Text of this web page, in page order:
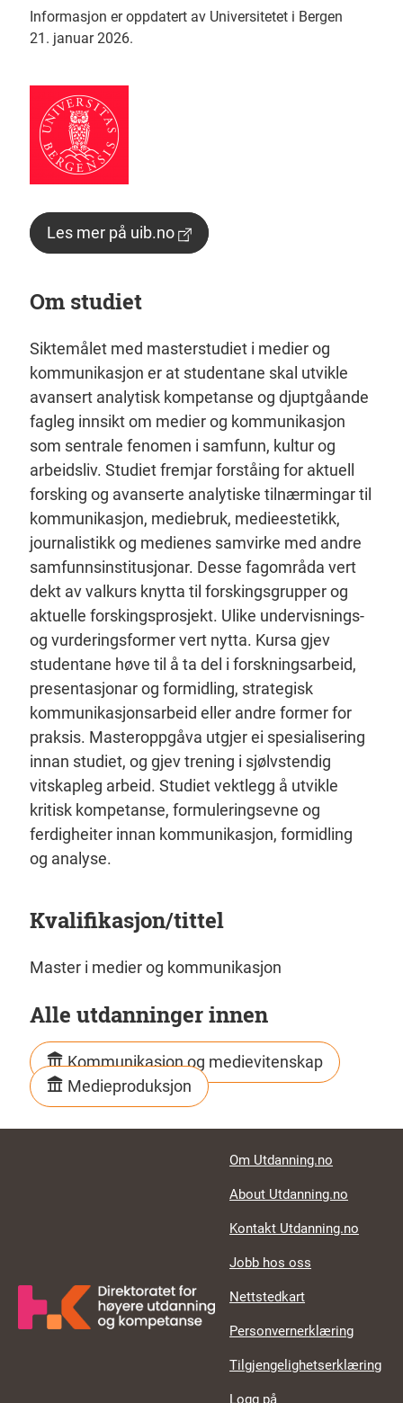
Informasjon er oppdatert av Universitetet i Bergen
21. januar 2026.
Les mer på uib.no
Om studiet
Siktemålet med masterstudiet i medier og
kommunikasjon er at studentane skal utvikle
avansert analytisk kompetanse og djuptgåande
fagleg innsikt om medier og kommunikasjon
som sentrale fenomen i samfunn, kultur og
arbeidsliv. Studiet fremjar forståing for aktuell
forsking og avanserte analytiske tilnærmingar til
kommunikasjon, mediebruk, medieestetikk,
journalistikk og medienes samvirke med andre
samfunnsinstitusjonar. Desse fagområda vert
dekt av valkurs knytta til forskingsgrupper og
aktuelle forskingsprosjekt. Ulike undervisnings-
og vurderingsformer vert nytta. Kursa gjev
studentane høve til å ta del i forskningsarbeid,
presentasjonar og formidling, strategisk
kommunikasjonsarbeid eller andre former for
praksis. Masteroppgåva utgjer ei spesialisering
innan studiet, og gjev trening i sjølvstendig
vitskapleg arbeid. Studiet vektlegg å utvikle
kritisk kompetanse, formuleringsevne og
ferdigheiter innan kommunikasjon, formidling
og analyse.
Kvalifikasjon/tittel
Master i medier og kommunikasjon
Alle utdanninger innen
Kommunikasjon og medievitenskap
Medieproduksjon
Footer links
Om Utdanning.no
About Utdanning.no
Kontakt Utdanning.no
Jobb hos oss
Nettstedkart
Personvernerklæring
Tilgjengelighetserklæring
Logg på